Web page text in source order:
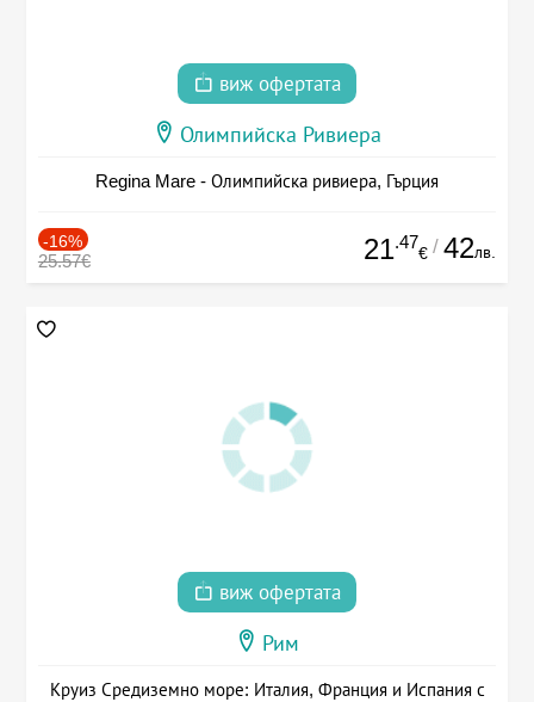
виж офертата
Олимпийска Ривиера
Regina Mare - Олимпийска ривиера, Гърция
-16%
25.57€ 21.47
€ / 42лв.
виж офертата
Рим
Круиз Средиземно море: Италия, Франция и Испания с